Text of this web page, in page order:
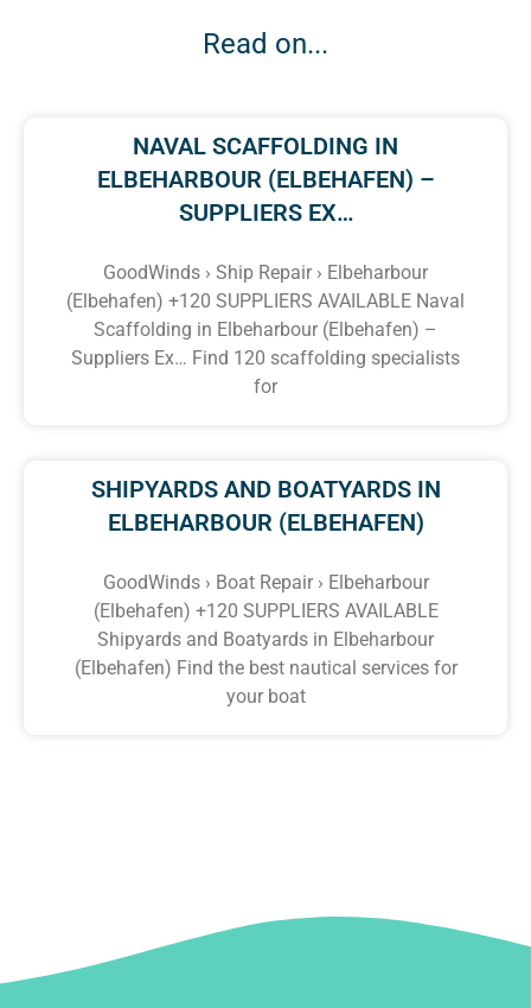
Read on...
NAVAL SCAFFOLDING IN
ELBEHARBOUR (ELBEHAFEN) –
SUPPLIERS EX…
GoodWinds › Ship Repair › Elbeharbour
(Elbehafen) +120 SUPPLIERS AVAILABLE Naval
Scaffolding in Elbeharbour (Elbehafen) –
Suppliers Ex… Find 120 scaffolding specialists
for
SHIPYARDS AND BOATYARDS IN
ELBEHARBOUR (ELBEHAFEN)
GoodWinds › Boat Repair › Elbeharbour
(Elbehafen) +120 SUPPLIERS AVAILABLE
Shipyards and Boatyards in Elbeharbour
(Elbehafen) Find the best nautical services for
your boat